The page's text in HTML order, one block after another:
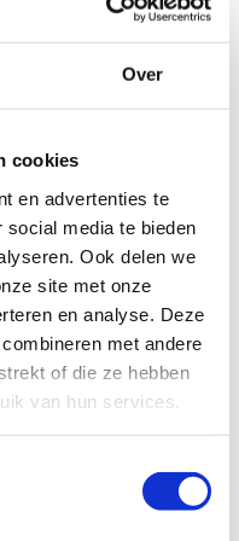
Over
cookies
en advertenties te
media te bieden
Ook delen we
site met onze
en analyse. Deze
met andere
of die ze hebben
van hun services.
zoeken aan meren,
ook de aandacht voor
zomers gebeurden
unieke
kinderen beter
buiten het zwembad.
meer, rivier of zee is
een zwembad. Je ziet
veranderen
cruciale rol”,
maar hen ook meer
wateromgevingen. Het